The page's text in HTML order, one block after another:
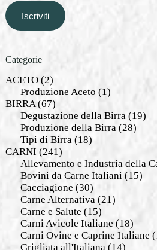
Iscriviti
Categorie
ACETO(2)
Produzione Aceto (1)
BIRRA(67)
Degustazione della Birra (19)
Produzione della Birra (28)
Tipi di Birra (18)
CARNI (241)
Allevamento e Industria della
Bovini da Carne Italiani (15)
Cacciagione (30)
Carne Alternativa (21)
Carne e Salute (15)
Carni Avicole Italiane (18)
Carni Ovine e Caprine Italiane
Grigliata all'Italiana (14)